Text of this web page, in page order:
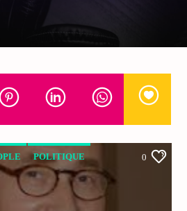
POLITIQUE 0